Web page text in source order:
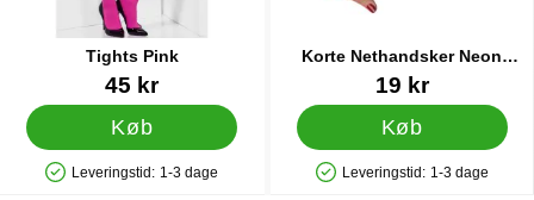
Tights Pink
45 kr
Køb
Produkttilgængelighed: På lager
Leveringstid: 1-3 dage
Korte Nethandsker Neon
Orange
Varenr 1127319 kr
Køb
Produkttilgængelighed: På lager
Leveringstid: 1-3 dage